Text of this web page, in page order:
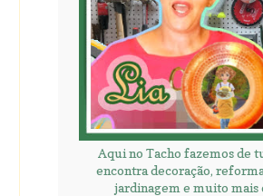
Aqui no Tacho fazemos de
encontra decoração,
jardinagem e muito mais